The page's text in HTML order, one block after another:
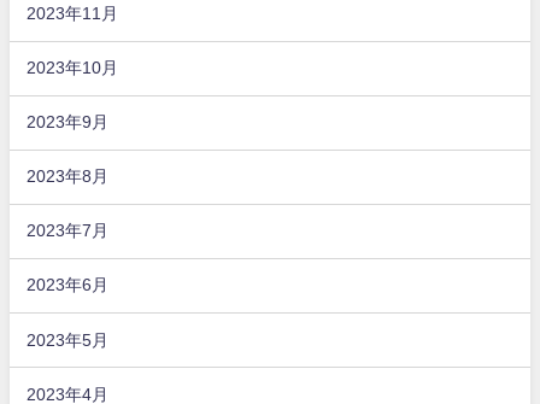
2023年11月
2023年10月
2023年9月
2023年8月
2023年7月
2023年6月
2023年5月
2023年4月